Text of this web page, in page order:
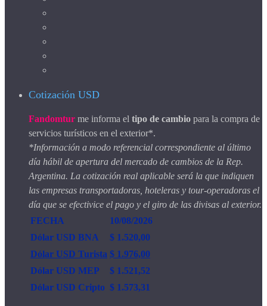
Cotización USD
Fandomtur me informa el tipo de cambio para la compra de
servicios turísticos en el exterior*.
*Información a modo referencial correspondiente al último
día hábil de apertura del mercado de cambios de la Rep.
Argentina. La cotización real aplicable será la que indiquen
las empresas transportadoras, hoteleras y tour-operadoras el
día que se efectivice el pago y el giro de las divisas al exterior.
FECHA
10/08/2026
Dólar USD BNA
$ 1.520,00
Dólar USD Turista $ 1.976,00
Dólar USD MEP
$ 1.521,52
Dólar USD Cripto $ 1.573,31